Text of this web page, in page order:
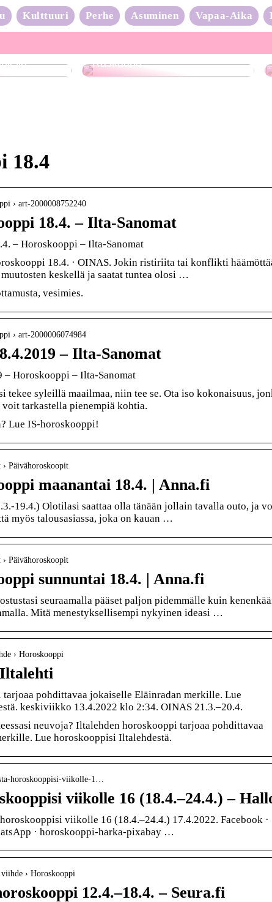
Kulttuuri Perhe Asuminen Vapaa-Aika
Raskaana?
18.4
› art-2000008752240
18.4. – Ilta-Sanomat
– Horoskooppi – Ilta-Sanomat
18.4. · OINAS. Jokin ristiriita tai konflikti
keskellä ja saatat tuntea olosi …
vesimies.
› art-2000006074984
– Ilta-Sanomat
– Horoskooppi – Ilta-Sanomat
tekee syleillä maailmaa, niin tee se. Ota iso kokonaisuus,
tarkastella pienempiä kohtia.
Lue IS-horoskooppi!
Päivähoroskoopit
maanantai 18.4. | Anna.fi
19.4.) Olotilasi saattaa olla tänään jollain tavalla outo, ja
myös talousasiassa, joka on kauan …
Päivähoroskoopit
sunnuntai 18.4. | Anna.fi
seuraamalla pääset paljon pidemmälle kuin
Mitä menestyksellisempi nykyinen ideasi …
› Horoskooppi
pohdittavaa jokaiselle Eläinradan merkille. Lue
keskiviikko 13.4.2022 klo 2:34. OINAS 21.3.–20.4.
neuvoja? Iltalehden horoskooppi tarjoaa pohdittavaa
Lue horoskooppisi Iltalehdestä.
horoskooppisi-viikolle-1…
viikolle 16 (18.4.–24.4.) –
viikolle 16 (18.4.–24.4.) 17.4.2022. Facebook ·
· horoskooppi-harka-pixabay …
› Horoskooppi
12.4.–18.4. – Seura.fi